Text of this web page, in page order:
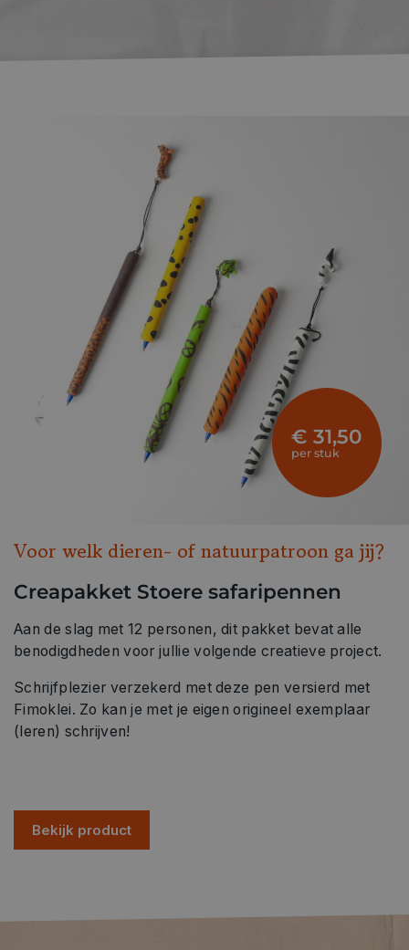
€ 31,50
per stuk
Voor welk dieren- of natuurpatroon ga jij?
Creapakket Stoere safaripennen
Aan de slag met 12 personen, dit pakket bevat alle
benodigdheden voor jullie volgende creatieve project.
Schrijfplezier verzekerd met deze pen versierd met
Fimoklei. Zo kan je met je eigen origineel exemplaar
(leren) schrijven!
Bekijk product